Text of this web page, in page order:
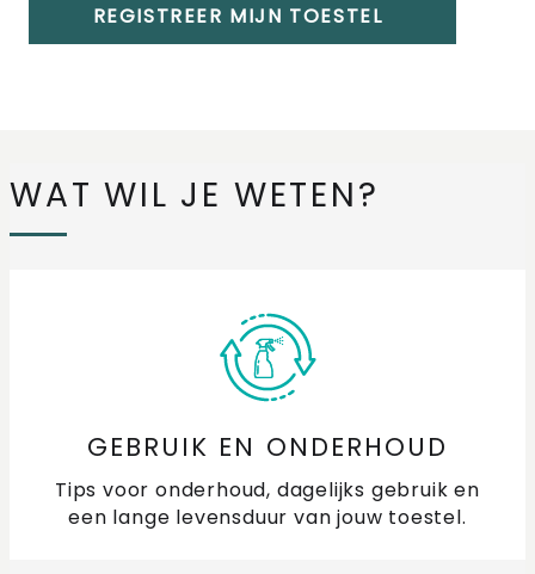
REGISTREER MIJN TOESTEL
WAT WIL JE WETEN?
GEBRUIK EN ONDERHOUD
Tips voor onderhoud, dagelijks gebruik en
een lange levensduur van jouw toestel.